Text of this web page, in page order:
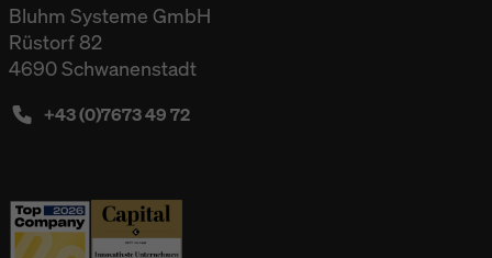
Bluhm Systeme GmbH
Rüstorf 82
4690 Schwanenstadt
+43 (0)7673 49 72